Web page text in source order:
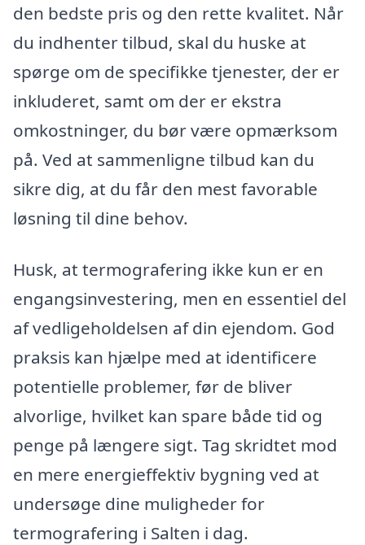
den bedste pris og den rette kvalitet. Når
du indhenter tilbud, skal du huske at
spørge om de specifikke tjenester, der er
inkluderet, samt om der er ekstra
omkostninger, du bør være opmærksom
på. Ved at sammenligne tilbud kan du
sikre dig, at du får den mest favorable
løsning til dine behov.
Husk, at termografering ikke kun er en
engangsinvestering, men en essentiel del
af vedligeholdelsen af din ejendom. God
praksis kan hjælpe med at identificere
potentielle problemer, før de bliver
alvorlige, hvilket kan spare både tid og
penge på længere sigt. Tag skridtet mod
en mere energieffektiv bygning ved at
undersøge dine muligheder for
termografering i Salten i dag.